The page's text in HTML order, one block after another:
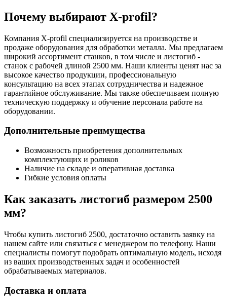
Почему выбирают X-profil?
Компания X-profil специализируется на производстве и
продаже оборудования для обработки металла. Мы предлагаем
широкий ассортимент станков, в том числе и листогиб -
станок с рабочей длиной 2500 мм. Наши клиенты ценят нас за
высокое качество продукции, профессиональную
консультацию на всех этапах сотрудничества и надежное
гарантийное обслуживание. Мы также обеспечиваем полную
техническую поддержку и обучение персонала работе на
оборудовании.
Дополнительные преимущества
Возможность приобретения дополнительных
комплектующих и роликов
Наличие на складе и оперативная доставка
Гибкие условия оплаты
Как заказать листогиб размером 2500
мм?
Чтобы купить листогиб 2500, достаточно оставить заявку на
нашем сайте или связаться с менеджером по телефону. Наши
специалисты помогут подобрать оптимальную модель, исходя
из ваших производственных задач и особенностей
обрабатываемых материалов.
Доставка и оплата